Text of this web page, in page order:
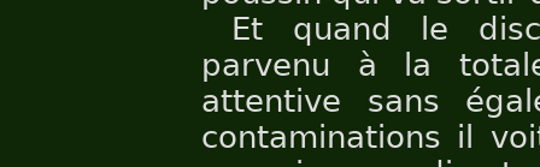
Et quand le
parvenu à la
attentive sans
contaminations il